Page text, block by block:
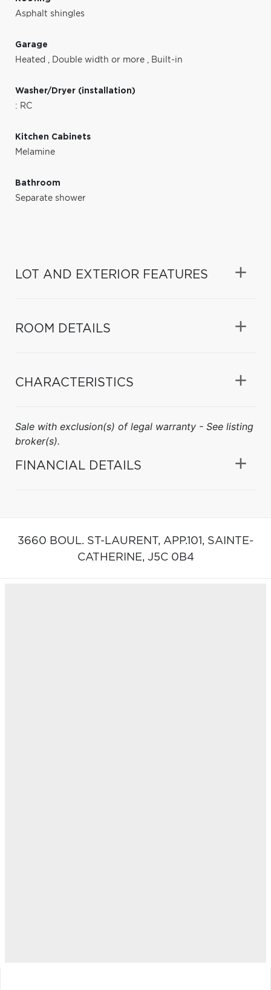
Asphalt shingles
Garage
Heated , Double width or more , Built-in
Washer/Dryer (installation)
: RC
Kitchen Cabinets
Melamine
Bathroom
Separate shower
LOT AND EXTERIOR FEATURES
ROOM DETAILS
CHARACTERISTICS
Sale with exclusion(s) of legal warranty - See listing
broker(s).
FINANCIAL DETAILS
3660 BOUL. ST-LAURENT, APP.101, SAINTE-
CATHERINE, J5C 0B4